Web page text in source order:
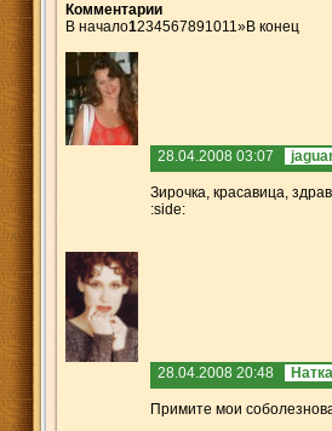
Комментарии
В начало1234567891011»В конец
28.04.2008 03:07
Зирочка, красавица,
:side:
28.04.2008 20:48 Натка
Примите мои